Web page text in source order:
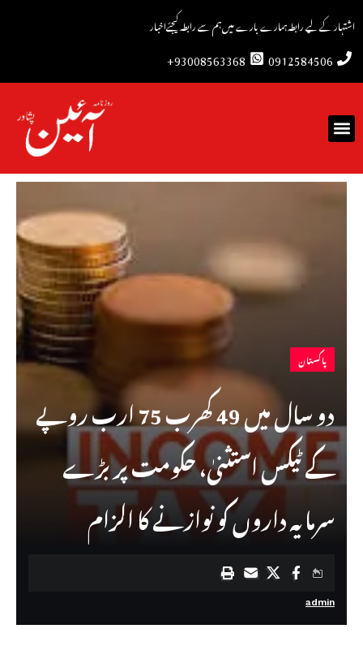
اشتہار کے لیے رابطہہمارے بارے میںہم سے رابطہ کیجئےاخبار
0912584506
93008563368+
پاکستان
دو سال میں 49 کھرب 75 ارب روپے
کے ٹیکس استثنیٰ، حکومت پر بڑے
سرمایہ داروں کو نوازنے کا الزام
admin